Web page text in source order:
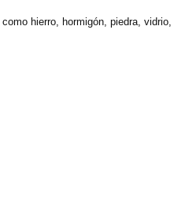
como hierro, hormigón, piedra,